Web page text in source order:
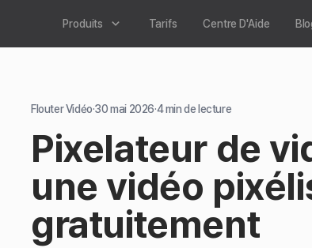
Produits Tarifs Centre D'Aide
Flouter Vidéo·30 mai 2026·4min de lecture
Pixelateur de
une vidéo
gratuitement